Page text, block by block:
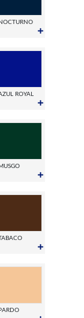
ROYAL
PARDO